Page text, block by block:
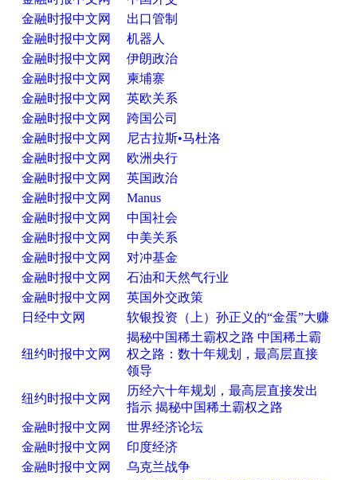
金融时报中文网
出口管制
金融时报中文网
机器人
金融时报中文网
伊朗政治
金融时报中文网
柬埔寨
金融时报中文网
英欧关系
金融时报中文网
跨国公司
金融时报中文网
尼古拉斯•马杜洛
金融时报中文网
欧洲央行
金融时报中文网
英国政治
金融时报中文网
Manus
金融时报中文网
中国社会
金融时报中文网
中美关系
金融时报中文网
对冲基金
金融时报中文网
石油和天然气行业
金融时报中文网
英国外交政策
日经中文网
软银投资（上）孙正义的“金蛋”大赚
纽约时报中文网
揭秘中国稀土霸权之路 中国稀土霸
权之路：数十年规划，最高层直接
领导
纽约时报中文网
历经六十年规划，最高层直接发出
指示 揭秘中国稀土霸权之路
金融时报中文网
世界经济论坛
金融时报中文网
印度经济
金融时报中文网
乌克兰战争